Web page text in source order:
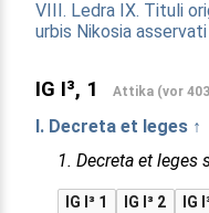
VIII. Ledra IX. Tituli
urbis Nikosia asservati
IG I³, 1 Attika (vor
I. Decreta et leges ↑
1. Decreta et
IG I³ 1 IG I³ 2 IG